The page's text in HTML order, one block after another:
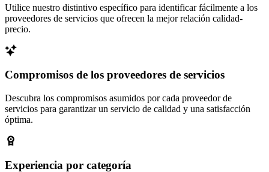
Utilice nuestro distintivo específico para identificar fácilmente a los
proveedores de servicios que ofrecen la mejor relación calidad-
precio.
Compromisos de los proveedores de servicios
Descubra los compromisos asumidos por cada proveedor de
servicios para garantizar un servicio de calidad y una satisfacción
óptima.
Experiencia por categoría